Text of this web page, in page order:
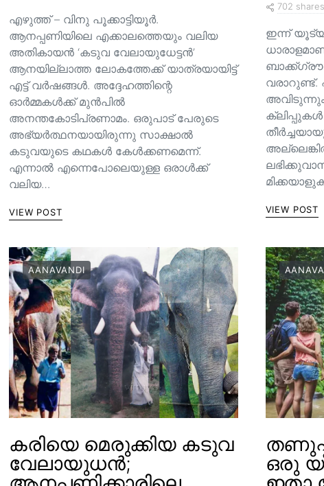
എഴുത്ത് – വിനു പൂക്കാട്ടിയൂർ.
ആനപ്പണിയിലെ എക്കാലത്തെയും വലിയ
അതികായൻ ‘കടുവ വേലായുധേട്ടൻ’
ആനയില്ലാത്ത ലോകത്തേക്ക് യാത്രയായിട്ട്
എട്ട് വർഷങ്ങൾ. അദ്ദേഹത്തിന്റെ
ഓർമ്മകൾക്ക് മുൻപിൽ
അനന്തകോടിപ്രണാമം. ഒരുപാട് പേരുടെ
അഭ്യർത്ഥനയായിരുന്നു സാക്ഷാൽ
കടുവയുടെ കഥകൾ കേൾക്കണമെന്ന്.
എന്നാൽ എന്നെപോലെയുള്ള ഒരാൾക്ക്
വലിയ…
VIEW POST
702 shares
ഇന്ന്
VIEW POST
AANAVANDI
കരിയെ മെരുക്കിയ കടുവ
വേലായുധൻ;
ഒരു